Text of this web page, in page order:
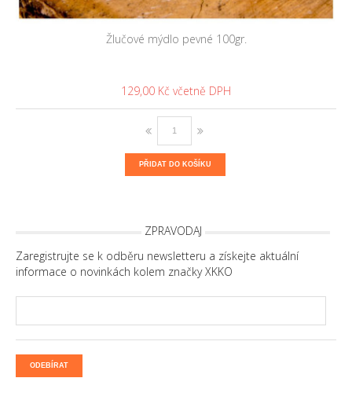
Žlučové mýdlo pevné 100gr.
129,00 Kč
PŘIDAT DO KOŠÍKU
ZPRAVODAJ
Zaregistrujte se k odběru newsletteru a získejte aktuální
informace o novinkách kolem značky XKKO
ODEBÍRAT